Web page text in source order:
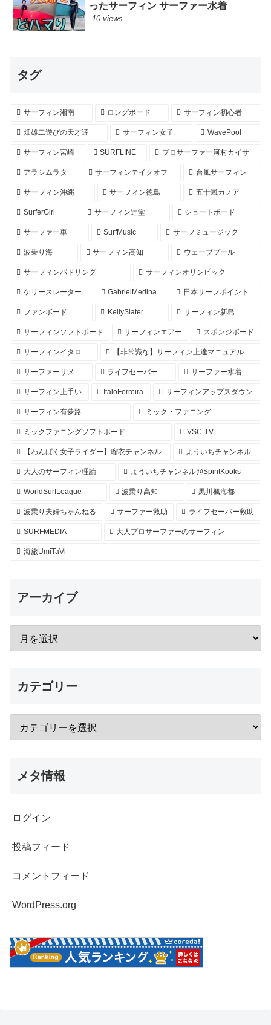
ったサーフィン サーファー水着
10 views
タグ
サーフィン湘南 ロングボード サーフィン初心者
畑雄二遊びの天才達 サーフィン女子 WavePool
サーフィン宮崎 SURFLINE プロサーファー河村カイサ
アラシムラタ サーフィンテイクオフ 台風サーフィン
サーフィン沖縄 サーフィン徳島 五十嵐カノア
SurferGirl サーフィン辻堂 ショートボード
サーファー車 SurfMusic サーフミュージック
波乗り海 サーフィン高知 ウェーブプール
サーフィンパドリング サーフィンオリンピック
ケリースレーター GabrielMedina 日本サーフポイント
ファンボード KellySlater サーフィン新島
サーフィンソフトボード サーフィンエアー スポンジボード
サーフィンイタロ 【非常識な】サーフィン上達マニュアル
サーファーサメ ライフセーバー サーファー水着
サーフィン上手い ItaloFerreira サーフィンアップスダウン
サーフィン有夢路 ミック・ファニング
ミックファニングソフトボード VSC-TV
【わんぱく女子ライダー】瑠衣チャンネル よういちチャンネル
大人のサーフィン理論 よういちチャンネル@SpiritKooks
WorldSurfLeague 波乗り高知 黒川楓海都
波乗り夫婦ちゃんねる サーファー救助 ライフセーバー救助
SURFMEDIA 大人プロサーファーのサーフィン
海旅UmiTaVi
アーカイブ
カテゴリー
メタ情報
ログイン
投稿フィード
コメントフィード
WordPress.org